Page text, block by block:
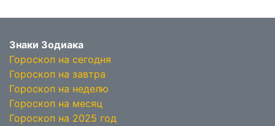
Знаки Зодиака
Гороскоп на сегодня
Гороскоп на завтра
Гороскоп на неделю
Гороскоп на месяц
Гороскоп на 2025 год